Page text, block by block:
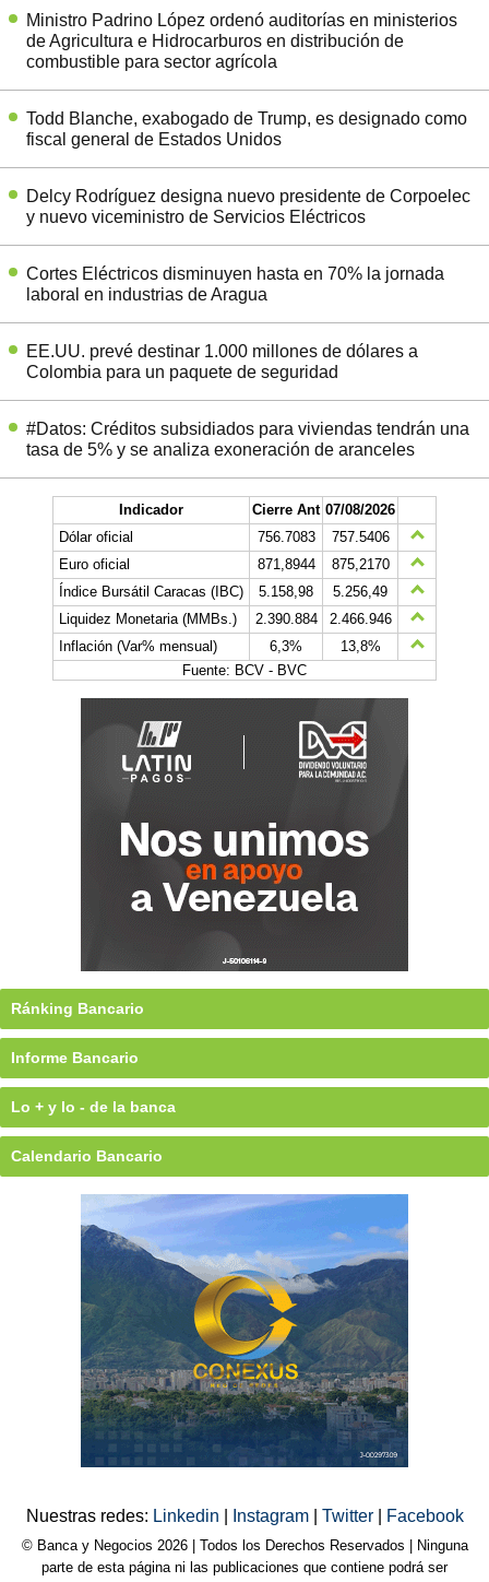
Ministro Padrino López ordenó auditorías en ministerios
de Agricultura e Hidrocarburos en distribución de
combustible para sector agrícola
Todd Blanche, exabogado de Trump, es designado como
fiscal general de Estados Unidos
Delcy Rodríguez designa nuevo presidente de Corpoelec
y nuevo viceministro de Servicios Eléctricos
Cortes Eléctricos disminuyen hasta en 70% la jornada
laboral en industrias de Aragua
EE.UU. prevé destinar 1.000 millones de dólares a
Colombia para un paquete de seguridad
#Datos: Créditos subsidiados para viviendas tendrán una
tasa de 5% y se analiza exoneración de aranceles
Indicador Cierre Ant 07/08/2026
Dólar oficial
756.7083
757.5406
Euro oficial
871,8944
875,2170
Índice Bursátil Caracas (IBC)
5.158,98
5.256,49
Liquidez Monetaria (MMBs.)
2.390.884
2.466.946
Inflación (Var% mensual)
6,3%
13,8%
Fuente: BCV - BVC
Ránking Bancario
Informe Bancario
Lo + y lo - de la banca
Calendario Bancario
Nuestras redes: Linkedin Instagram Twitter Facebook
© Banca y Negocios 2026 | Todos los Derechos Reservados | Ninguna
parte de esta página ni las publicaciones que contiene podrá ser